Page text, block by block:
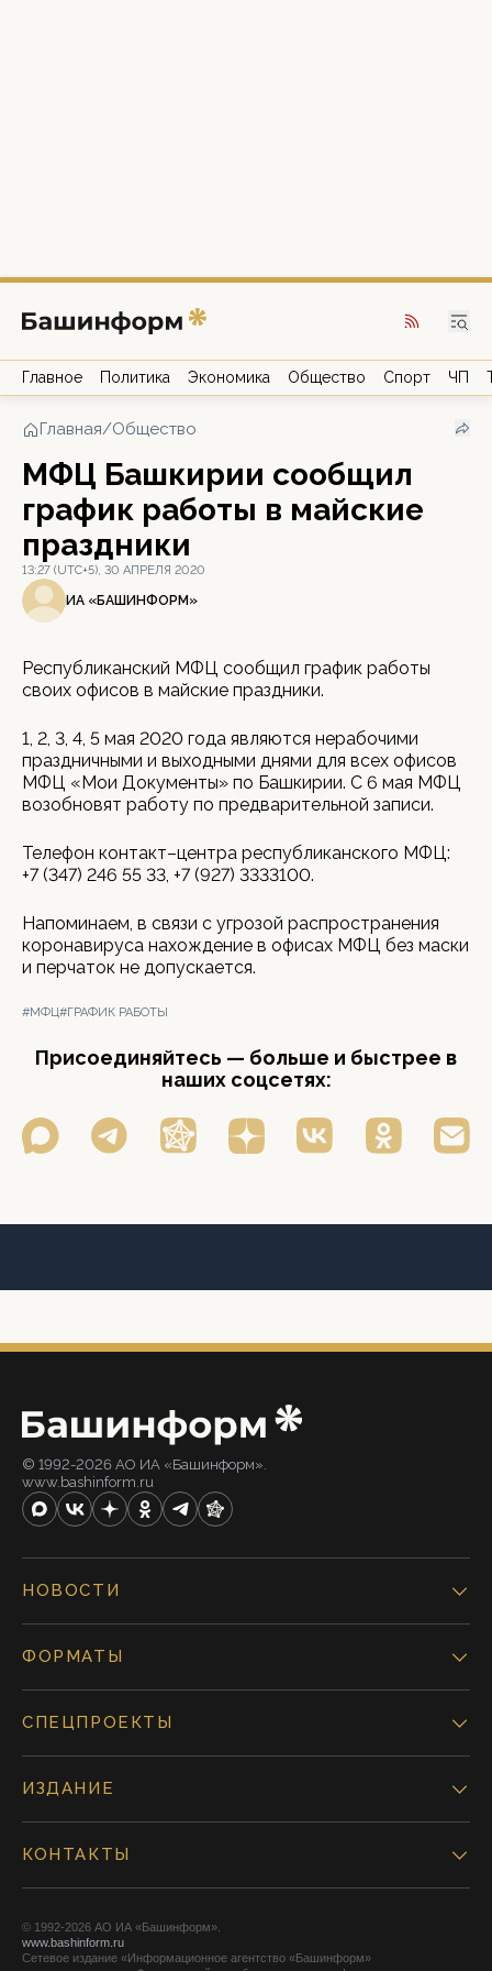
Главное Политика Экономика Общество Спорт ЧП
Главная/Общество
МФЦ Башкирии сообщил
график работы в майские
праздники
13:27 (UTC+5), 30 АПРЕЛЯ 2020
ИА «БАШИНФОРМ»
Республиканский МФЦ сообщил график работы
своих офисов в майские праздники.
1, 2, 3, 4, 5 мая 2020 года являются нерабочими
праздничными и выходными днями для всех офисов
МФЦ «Мои Документы» по Башкирии. С 6 мая МФЦ
возобновят работу по предварительной записи.
Телефон контакт–центра республиканского МФЦ:
+7 (347) 246 55 33, +7 (927) 3333100.
Напоминаем, в связи с угрозой распространения
коронавируса нахождение в офисах МФЦ без маски
и перчаток не допускается.
#МФЦ#ГРАФИК РАБОТЫ
Присоединяйтесь — больше и быстрее в
наших соцсетях:
© 1992-2026 АО ИА «Башинформ».
www.bashinform.ru
НОВОСТИ
ФОРМАТЫ
СПЕЦПРОЕКТЫ
ИЗДАНИЕ
КОНТАКТЫ
© 1992-2026 АО ИА «Башинформ».
www.bashinform.ru
Сетевое издание «Информационное агентство «Башинформ»